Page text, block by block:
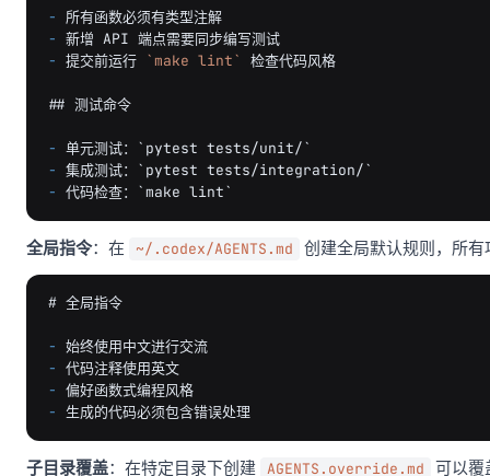
-
-
- 提交前运行 `make lint` 检查代码风格
## 测试命令
-
-
-
全局指令：在 ~/.codex/AGENTS.md 创建全局默认规则，所
# 全局指令
-
-
-
-
子目录覆盖：在特定目录下创建 AGENTS.override.md 可以覆